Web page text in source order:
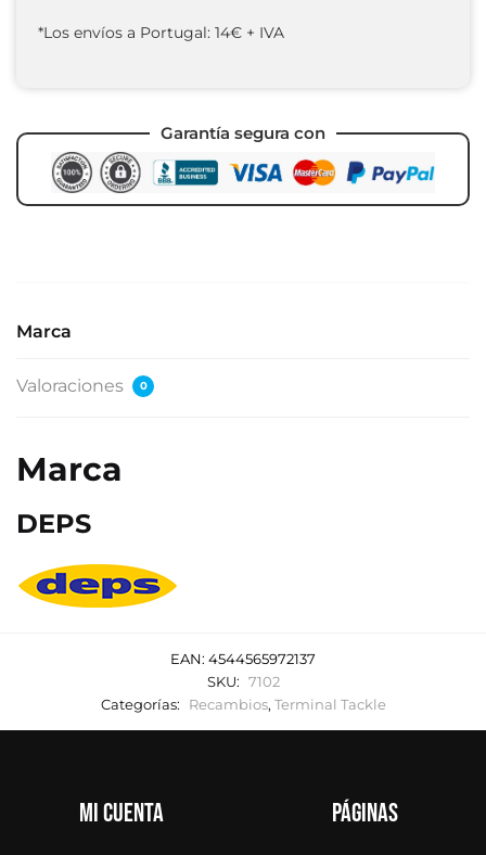
*Los envíos a Portugal: 14€ + IVA
Garantía segura con
Marca
Valoraciones 0
Marca
DEPS
EAN: 4544565972137
SKU: 7102
Categorías:
Recambios, Terminal Tackle
Mi cuenta Páginas